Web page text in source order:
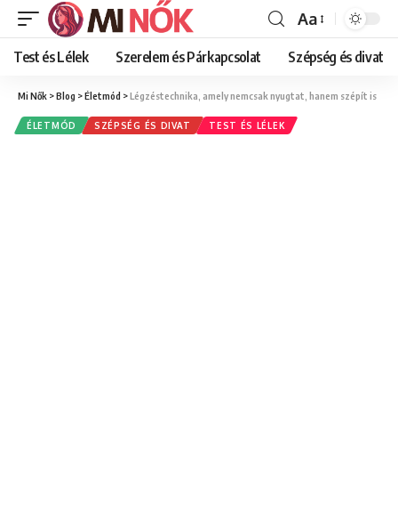
Font
Resizer
Aa
Test és Lélek Szerelem és Párkapcsolat Szépség és divat
Mi Nők >Blog >Életmód >Légzéstechnika, amely nemcsak nyugtat, hanem szépít is
ÉLETMÓD SZÉPSÉG ÉS DIVAT TEST ÉS LÉLEK